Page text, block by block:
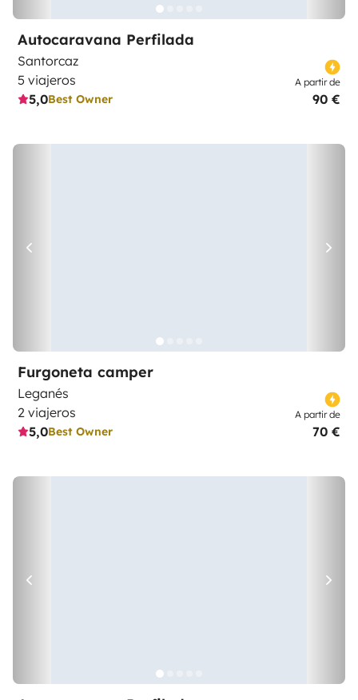
Autocaravana Perfilada
Santorcaz
5 viajeros
5,0Best Owner
A partir de
90 €
Furgoneta camper
Leganés
2 viajeros
5,0Best Owner
A partir de
70 €